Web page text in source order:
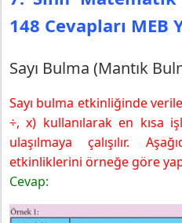
148 Cevapları MEB
Sayı Bulma (Mantık
Sayı bulma etkinliğinde
÷, x) kullanılarak en kısa
ulaşılmaya çalışılır.
etkinliklerini örneğe göre
Cevap: